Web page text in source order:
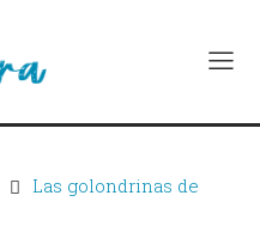
Las golondrinas de